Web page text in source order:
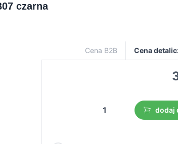
czarna
Cena B2B Cena
dodaj